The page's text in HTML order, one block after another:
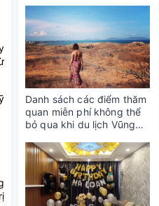
Danh sách các điểm thăm
quan miễn phí không thể
bỏ qua khi du lịch Vũng